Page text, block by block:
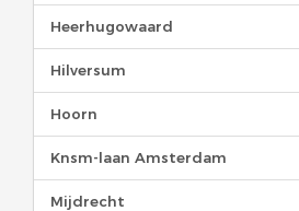
Heerhugowaard
Hilversum
Hoorn
Knsm-laan Amsterdam
Mijdrecht